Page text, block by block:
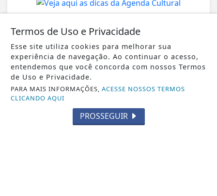
VISUALIZAR
TODAS AS POSTAGENS
Termos de Uso e Privacidade
Esse site utiliza cookies para melhorar sua
experiência de navegação. Ao continuar o acesso,
entendemos que você concorda com nossos Termos
de Uso e Privacidade.
PARA MAIS INFORMAÇÕES,ACESSE NOSSOS TERMOS
CLICANDO AQUI
PROSSEGUIR